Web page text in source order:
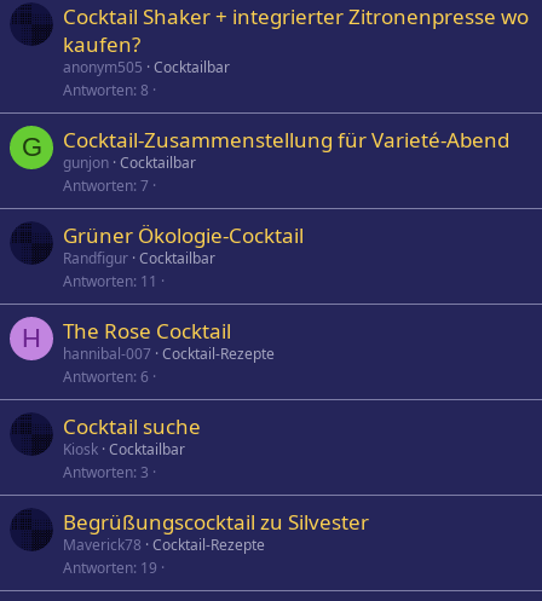
Cocktail Shaker + integrierter Zitronenpresse wo
kaufen?
anonym505 Cocktailbar
Antworten 8
G Cocktail-Zusammenstellung für Varieté-Abend
gunjon Cocktailbar
Antworten 7
Grüner Ökologie-Cocktail
Randfigur Cocktailbar
Antworten 11
H The Rose Cocktail
hannibal-007 Cocktail-Rezepte
Antworten 6
Cocktail suche
Kiosk Cocktailbar
Antworten 3
Begrüßungscocktail zu Silvester
Maverick78 Cocktail-Rezepte
Antworten 19